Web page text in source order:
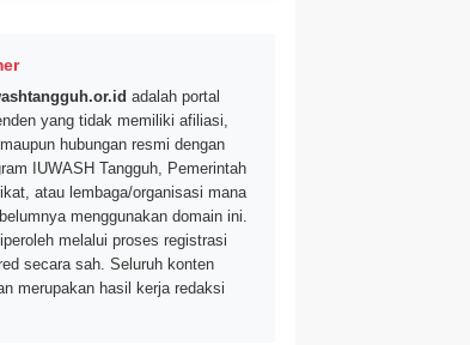
adalah portal
yang tidak memiliki afiliasi,
hubungan resmi dengan
IUWASH Tangguh, Pemerintah
atau lembaga/organisasi mana
menggunakan domain ini.
melalui proses registrasi
secara sah. Seluruh konten
merupakan hasil kerja redaksi